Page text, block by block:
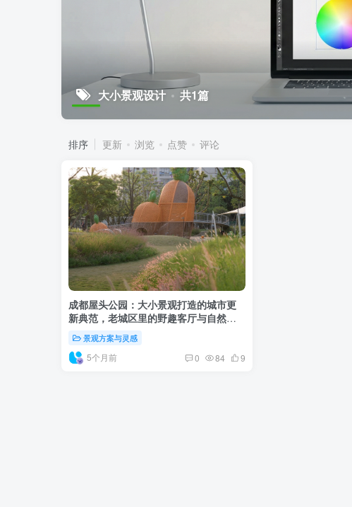
大小景观设计 共1篇
排序 更新 浏览 点赞 评论
成都屋头公园：大小景观打造的城市更
新典范，老城区里的野趣客厅与自然书
房
景观方案与灵感
5个月前 0 84 9